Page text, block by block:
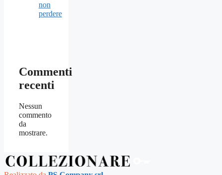
non
perdere
Commenti
recenti
Nessun
commento
da
mostrare.